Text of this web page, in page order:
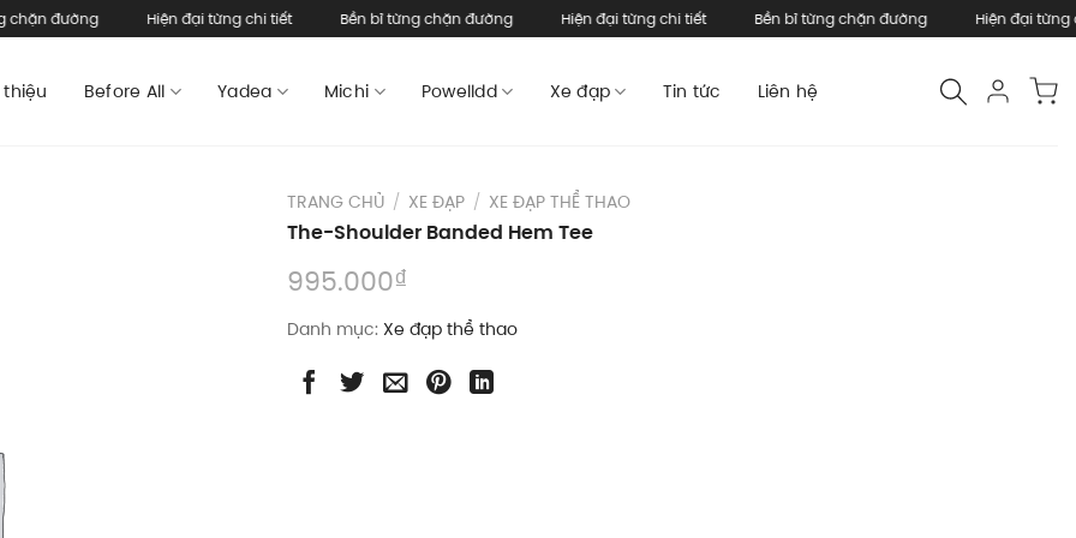
đường Hiện đại từng chi tiết Bền bỉ từng chặn đường Hiện đại từng chi tiết Bền bỉ từng chặn đường Hiện đại từng chi
thiệu Before All Yadea Michi Powelldd Xe đạp Tin tức Liên hệ
TRANG CHỦ / XE ĐẠP / XE ĐẠP THỂ THAO
The-Shoulder Banded Hem Tee
995.000₫
Danh mục: Xe đạp thể thao